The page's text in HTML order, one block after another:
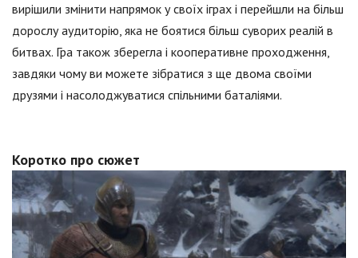
вирішили змінити напрямок у своїх іграх і перейшли на більш
дорослу аудиторію, яка не боятися більш суворих реалій в
битвах. Гра також зберегла і кооперативне проходження,
завдяки чому ви можете зібратися з ще двома своїми
друзями і насолоджуватися спільними баталіями.
Коротко про сюжет